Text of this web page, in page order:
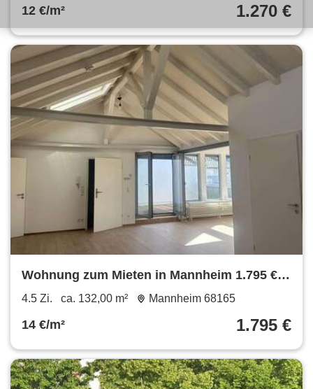
12 €/m² 1.270 €
Wohnung zum Mieten in Mannheim 1.795 €
132 m²
4.5 Zi. ca. 132,00 m² Mannheim 68165
14 €/m² 1.795 €